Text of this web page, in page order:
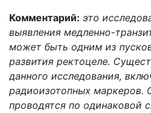
Комментарий: это
выявления медленно-
может быть одним из
развития ректоцеле.
данного исследования,
радиоизотопных маркеров.
проводятся по одинаковой